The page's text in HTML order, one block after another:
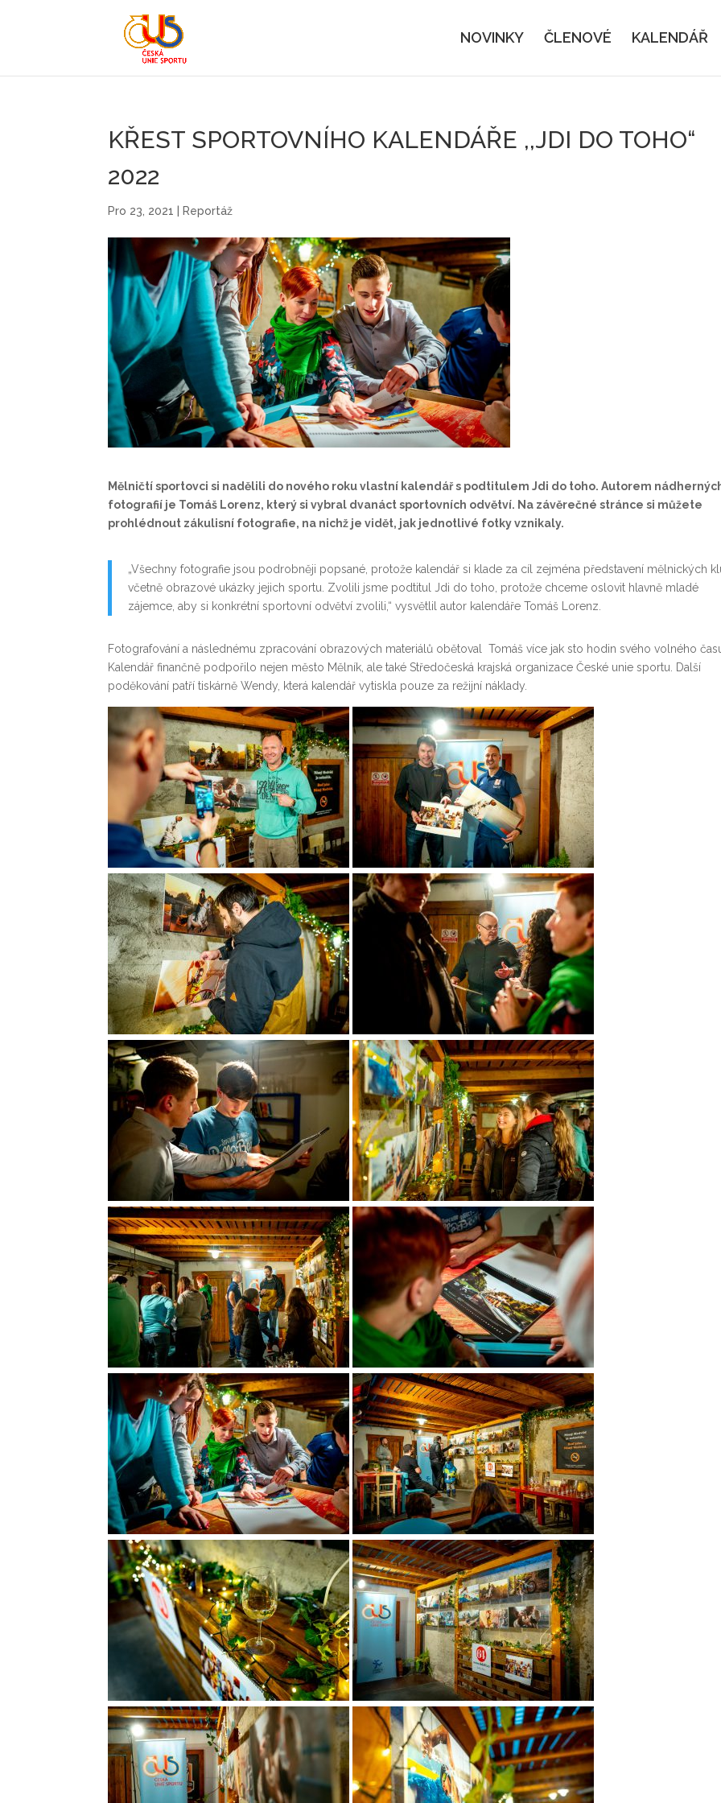
NOVINKY ČLENOVÉ KALENDÁŘ
KŘEST SPORTOVNÍHO KALENDÁŘE ,,JDI DO TOHO“
2022
Pro 23, 2021 Reportáž
Mělničtí sportovci si nadělili do nového roku vlastní kalendář s podtitulem Jdi do toho. Autorem
fotografií je Tomáš Lorenz, který si vybral dvanáct sportovních odvětví. Na závěrečné stránce si můžete
prohlédnout zákulisní fotografie, na nichž je vidět, jak jednotlivé fotky vznikaly.
„Všechny fotografie jsou podrobněji popsané, protože kalendář si klade za cíl zejména představení mělnických
včetně obrazové ukázky jejich sportu. Zvolili jsme podtitul Jdi do toho, protože chceme oslovit hlavně mladé
zájemce, aby si konkrétní sportovní odvětví zvolili,“ vysvětlil autor kalendáře Tomáš Lorenz.
Fotografování a následnému zpracování obrazových materiálů obětoval Tomáš více jak sto hodin svého volného
Kalendář finančně podpořilo nejen město Mělník, ale také Středočeská krajská organizace České unie sportu. Další
poděkování patří tiskárně Wendy, která kalendář vytiskla pouze za režijní náklady.